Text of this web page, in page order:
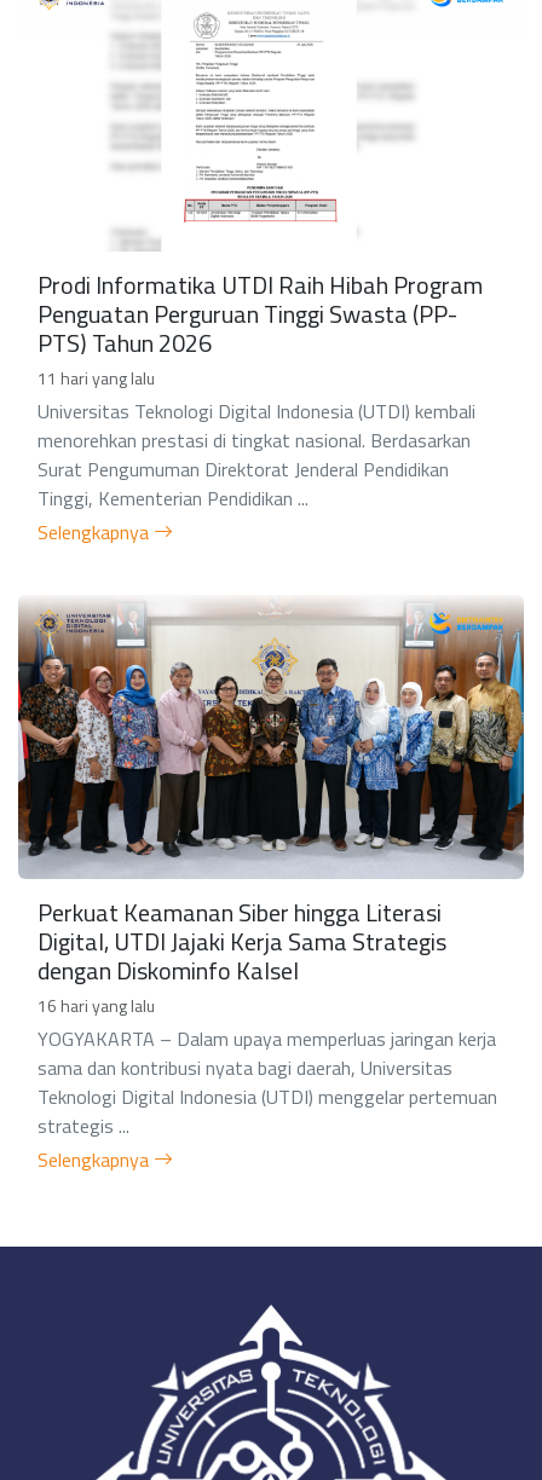
Prodi Informatika UTDI Raih Hibah Program
Penguatan Perguruan Tinggi Swasta (PP-
PTS) Tahun 2026
11 hari yang lalu
Universitas Teknologi Digital Indonesia (UTDI) kembali
menorehkan prestasi di tingkat nasional. Berdasarkan
Surat Pengumuman Direktorat Jenderal Pendidikan
Tinggi, Kementerian Pendidikan ...
Selengkapnya
Perkuat Keamanan Siber hingga Literasi
Digital, UTDI Jajaki Kerja Sama Strategis
dengan Diskominfo Kalsel
16 hari yang lalu
YOGYAKARTA – Dalam upaya memperluas jaringan kerja
sama dan kontribusi nyata bagi daerah, Universitas
Teknologi Digital Indonesia (UTDI) menggelar pertemuan
strategis ...
Selengkapnya